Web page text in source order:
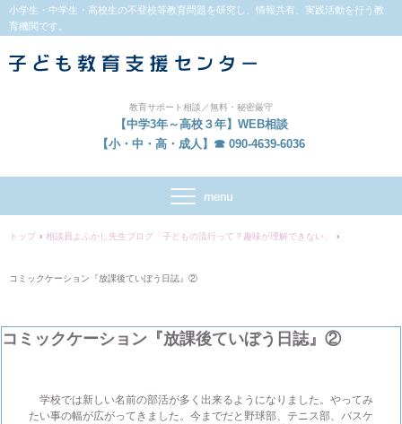
小学生・中学生・高校生の不登校等教育問題を研究し、情報共有、実践活動を行う教
育機関です。
教育サポート相談／無料・秘密厳守
【中学3年～高校３年】WEB相談
【小・中・高・成人】☎ 090-4639-6036
トップ › 相談員よふかし先生ブログ「子どもの流行って？趣味が理解できない」 ›
コミックケーション『放課後ていぼう日誌』②
コミックケーション『放課後ていぼう日誌』②
学校では新しい名前の部活が多く出来るようになりました。やってみ
たい事の幅が広がってきました。今までだと野球部、テニス部、バスケ